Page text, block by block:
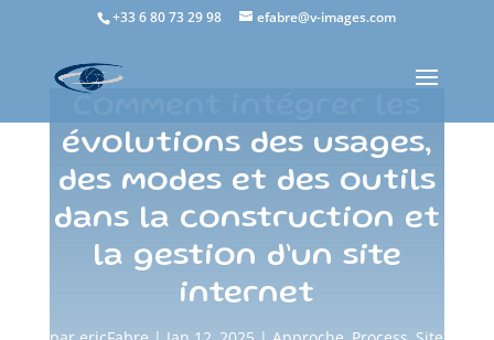
+33 6 80 73 29 98 efabre@v-images.com
évolutions des usages,
des modes et des outils
dans la construction et
la gestion d’un site
internet